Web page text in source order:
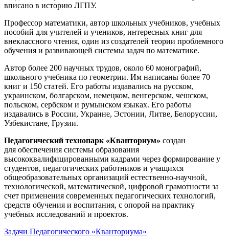
вписано в историю ЛГПУ.
Профессор математики, автор школьных учебников, учебных
пособий для учителей и учеников, интересных книг для
внеклассного чтения, один из создателей теории проблемного
обучения и развивающей системы задач по математике.
Автор более 200 научных трудов, около 60 монографий,
школьного учебника по геометрии. Им написаны более 70
книг и 150 статей. Его работы издавались на русском,
украинском, болгарском, немецком, венгерском, чешском,
польском, сербском и румынском языках. Его работы
издавались в России, Украине, Эстонии, Литве, Белоруссии,
Узбекистане, Грузии.
Педагогический технопарк «Кванториум» создан
для обеспечения системы образования
высококвалифицированными кадрами через формирование у
студентов, педагогических работников и учащихся
общеобразовательных организаций естественно-научной,
технологической, математической, цифровой грамотности за
счет применения современных педагогических технологий,
средств обучения и воспитания, с опорой на практику
учебных исследований и проектов.
Задачи Педагогического «Кванториума»